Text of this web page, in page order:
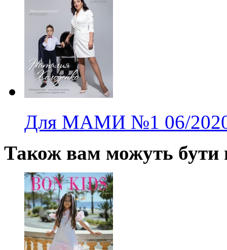
Для МАМИ №1 06/
Також вам можуть бути